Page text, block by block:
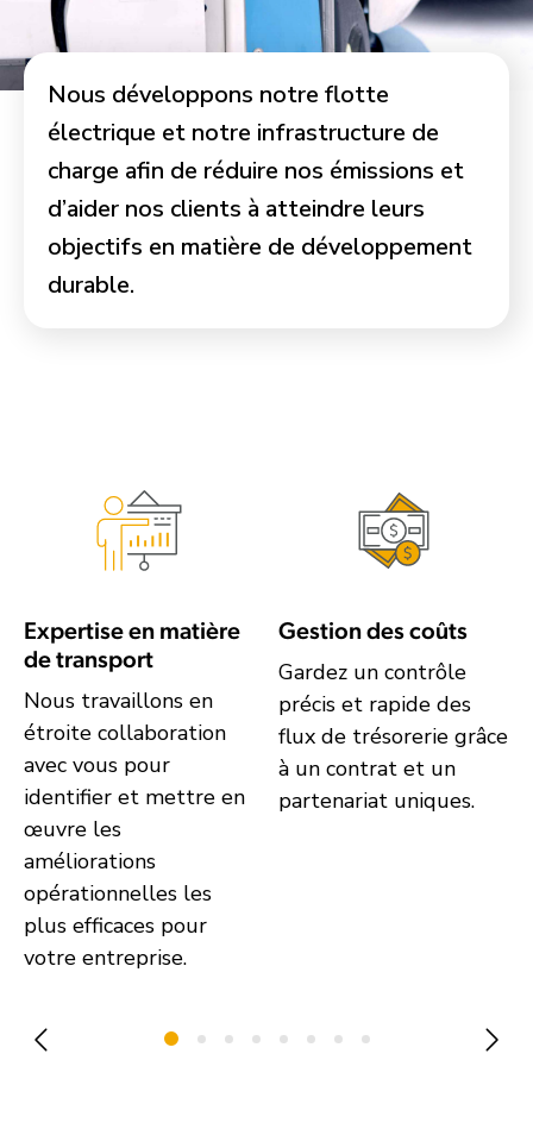
Nous développons notre flotte
électrique et notre infrastructure de
charge afin de réduire nos émissions et
d’aider nos clients à atteindre leurs
objectifs en matière de développement
durable.
Expertise en matière
de transport
Nous travaillons en
étroite collaboration
avec vous pour
identifier et mettre en
œuvre les
améliorations
opérationnelles les
plus efficaces pour
votre entreprise.
Gestion des coûts
Gardez un contrôle
précis et rapide des
flux de trésorerie grâce
à un contrat et un
partenariat uniques.